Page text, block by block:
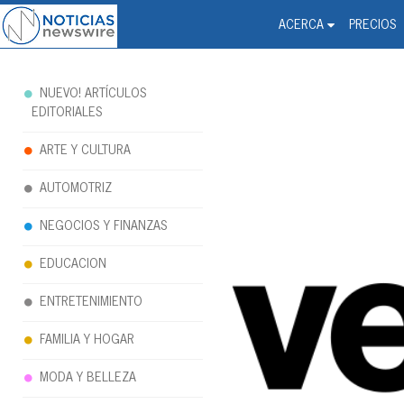
ACERCA PRECIOS
Noticias Newswire -
NUEVO! ARTÍCULOS
EDITORIALES
ARTE Y CULTURA
AUTOMOTRIZ
NEGOCIOS Y FINANZAS
EDUCACION
ENTRETENIMIENTO
FAMILIA Y HOGAR
MODA Y BELLEZA